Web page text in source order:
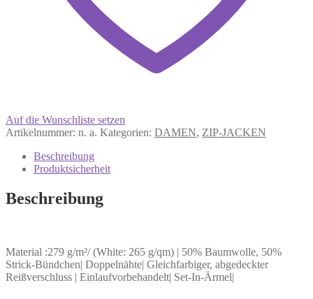
Auf die Wunschliste setzen
Artikelnummer: n. a. Kategorien: DAMEN, ZIP-JACKEN
Beschreibung
Produktsicherheit
Beschreibung
Material :279 g/m²/ (White: 265 g/qm) | 50% Baumwolle, 50%
Strick-Bündchen| Doppelnähte| Gleichfarbiger, abgedeckter
Reißverschluss | Einlaufvorbehandelt| Set-In-Ärmel|